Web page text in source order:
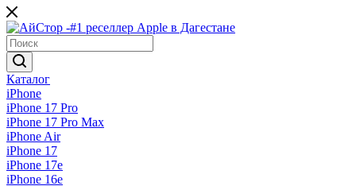
Каталог
iPhone
iPhone 17 Pro
iPhone 17 Pro Max
iPhone Air
iPhone 17
iPhone 17e
iPhone 16e